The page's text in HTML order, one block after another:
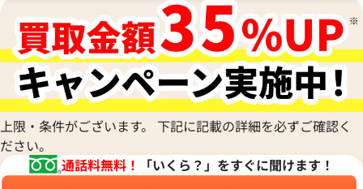
金のブレスレット 買取
金のブローチ 買取
金のペンダントトップ 買取
金の仏像 買取
金杯 買取
金歯 買取
金貨･銀貨 買取
大判･小判 買取
イエローゴールド 買取
サファイア 買取
オパール 買取
トルマリン 買取
翡翠 買取
パライバトルマリン 買取
パール 買取
ルイ･ヴィトン 買取
カルティエ 買取
ティファニー 買取
ブルガリ 買取
ハリー･ウィンストン 買取
ヴァンクリーフ&
アーペル 買取
グッチ 買取
ブシュロン 買取
フィリップ 買取
オーデマピゲ 買取
カルティエ 買取
エルメス 買取
シャネル 買取
オメガ 買取
タグ・ホイヤー 買取
ブレゲ 買取
上限・条件がございます。 下記に記載の詳細を必ずご確認く
ださい。
通話料無料！
「いくら？」をすぐに聞けます！